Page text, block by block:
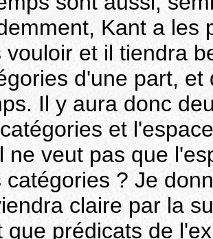
Kant a les
vouloir et il tiendra
d'une part,
Il y aura donc
et
ne veut pas que
catégories ? Je
claire par la
que prédicats de